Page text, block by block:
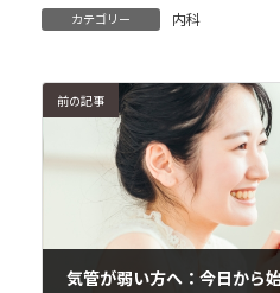
カテゴリー 内科
前の記事
気管が弱い方へ：今日から